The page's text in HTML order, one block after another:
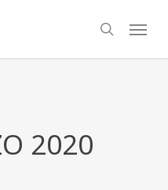
search
Menu
2020